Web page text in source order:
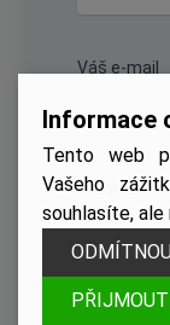
Váš e-mail
Předmět
Vaše
Informace
Tento web
Vašeho
souhlasíte,
PŘIJMOUT